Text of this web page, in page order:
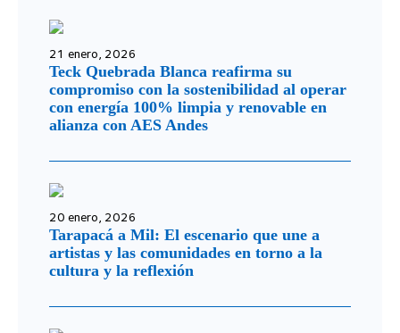
21 enero, 2026
Teck Quebrada Blanca reafirma su
compromiso con la sostenibilidad al operar
con energía 100% limpia y renovable en
alianza con AES Andes
20 enero, 2026
Tarapacá a Mil: El escenario que une a
artistas y las comunidades en torno a la
cultura y la reflexión